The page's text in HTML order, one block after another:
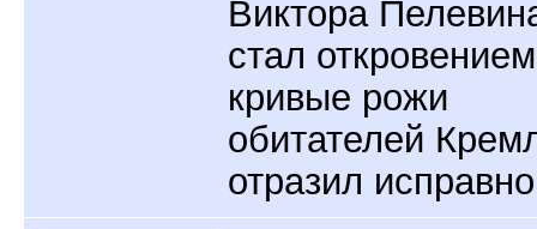
Виктора
стал
кривые рожи
обитателей
отразил